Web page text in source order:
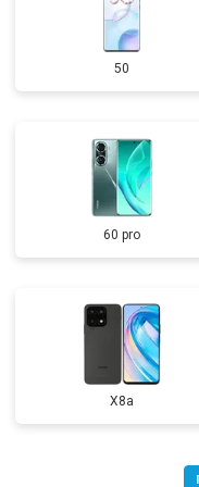
50
60 pro
X8a